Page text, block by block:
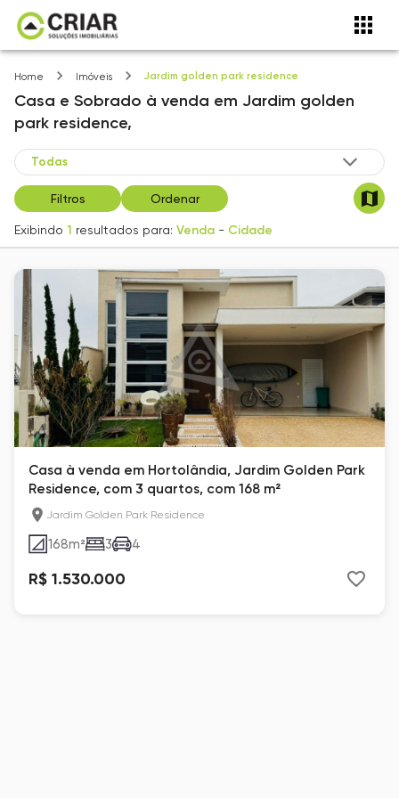
Home Imóveis Jardim golden park residence
Casa e Sobrado à venda em Jardim golden
park residence,
Filtros Ordenar
Exibindo 1 resultados para: Venda - Cidade
Casa à venda em Hortolândia, Jardim Golden Park
Residence, com 3 quartos, com 168 m²
Jardim Golden Park Residence
168m² 3 4
R$ 1.530.000